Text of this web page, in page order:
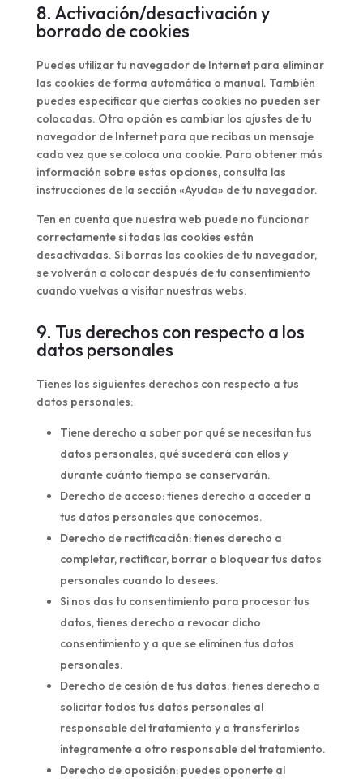
8. Activación/desactivación y
borrado de cookies
Puedes utilizar tu navegador de Internet para eliminar
las cookies de forma automática o manual. También
puedes especificar que ciertas cookies no pueden ser
colocadas. Otra opción es cambiar los ajustes de tu
navegador de Internet para que recibas un mensaje
cada vez que se coloca una cookie. Para obtener más
información sobre estas opciones, consulta las
instrucciones de la sección «Ayuda» de tu navegador.
Ten en cuenta que nuestra web puede no funcionar
correctamente si todas las cookies están
desactivadas. Si borras las cookies de tu navegador,
se volverán a colocar después de tu consentimiento
cuando vuelvas a visitar nuestras webs.
9. Tus derechos con respecto a los
datos personales
Tienes los siguientes derechos con respecto a tus
datos personales:
Tiene derecho a saber por qué se necesitan tus
datos personales, qué sucederá con ellos y
durante cuánto tiempo se conservarán.
Derecho de acceso: tienes derecho a acceder a
tus datos personales que conocemos.
Derecho de rectificación: tienes derecho a
completar, rectificar, borrar o bloquear tus datos
personales cuando lo desees.
Si nos das tu consentimiento para procesar tus
datos, tienes derecho a revocar dicho
consentimiento y a que se eliminen tus datos
personales.
Derecho de cesión de tus datos: tienes derecho a
solicitar todos tus datos personales al
responsable del tratamiento y a transferirlos
íntegramente a otro responsable del tratamiento.
Derecho de oposición: puedes oponerte al